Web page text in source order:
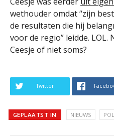
wethouder omdat “zijn
de resultaten die hij
voor de regio” leidde.
Ceesje of niet soms?
Twitter
GEPLAATST IN NIEUWS